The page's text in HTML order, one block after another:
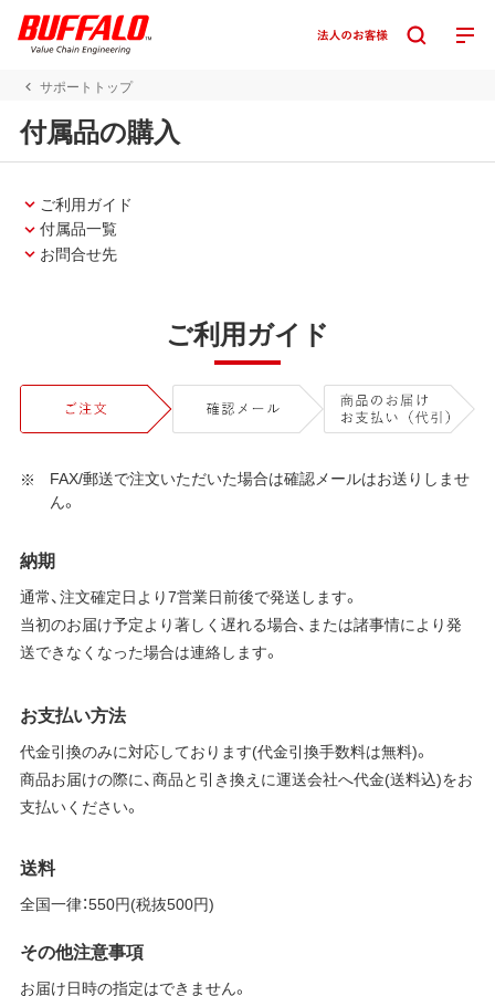
サポートトップ
付属品の購入
ご利用ガイド
付属品一覧
お問合せ先
ご利用ガイド
FAX/郵送で注文いただいた場合は確認メールはお送りしませ
ん。
納期
通常、注文確定日より7営業日前後で発送します。
当初のお届け予定より著しく遅れる場合、または諸事情により発
送できなくなった場合は連絡します。
お支払い方法
代金引換のみに対応しております(代金引換手数料は無料)。
商品お届けの際に、商品と引き換えに運送会社へ代金(送料込)をお
支払いください。
送料
全国一律：550円(税抜500円)
その他注意事項
お届け日時の指定はできません。